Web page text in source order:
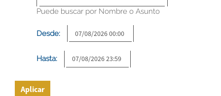
Puede buscar por Nombre o Asunto
Desde:
Hasta:
Aplicar